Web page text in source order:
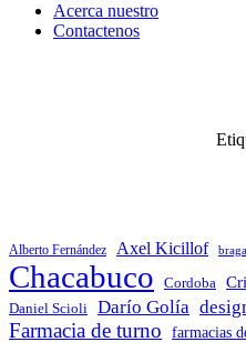
Acerca nuestro
Contactenos
Alberto Fernández Axel Kicillof
Chacabuco Cordoba
Daniel Scioli Darío Golía
Farmacia de turno farmacias